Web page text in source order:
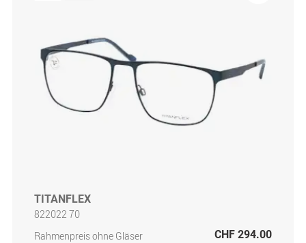
TITANFLEX
822022 70
Rahmenpreis ohne Gläser
CHF 294.00